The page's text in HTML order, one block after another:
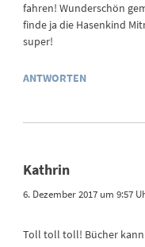
fahren! Wunderschön
finde ja die Hasenkind
super!
ANTWORTEN
Kathrin
6. Dezember 2017 um 9:57
Toll toll toll! Bücher